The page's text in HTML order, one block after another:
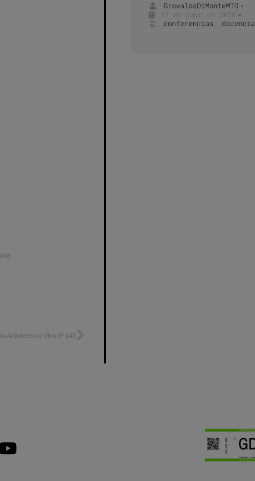
Arquitectura Viva nº 145
GravalosDiMonteMTO •
21 de mayo de 2026 •
conferencias docencia